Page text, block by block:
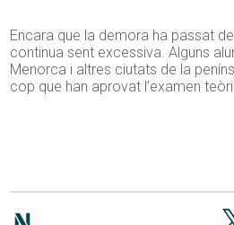
Encara que la demora ha passat
continua sent excessiva. Alguns
Menorca i altres ciutats de la
cop que han aprovat l’examen